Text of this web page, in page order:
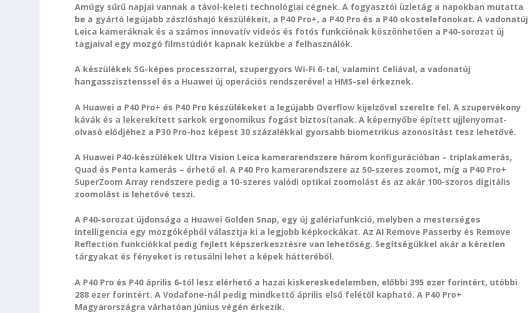
Amúgy sűrű napjai vannak a távol-keleti technológiai cégnek. A fogyasztói üzletág a napokban mutatta
be a gyártó legújabb zászlóshajó készülékeit, a P40 Pro+, a P40 Pro és a P40 okostelefonokat. A vadonatúj
Leica kameráknak és a számos innovatív videós és fotós funkciónak köszönhetően a P40-sorozat új
tagjaival egy mozgó filmstúdiót kapnak kezükbe a felhasználók.
A készülékek 5G-képes processzorral, szupergyors Wi-Fi 6-tal, valamint Celiával, a vadonatúj
hangasszisztenssel és a Huawei új operációs rendszerével a HMS-sel érkeznek.
A Huawei a P40 Pro+ és P40 Pro készülékeket a legújabb Overflow kijelzővel szerelte fel. A szupervékony
kávák és a lekerekített sarkok ergonomikus fogást biztosítanak. A képernyőbe épített ujjlenyomat-
olvasó elődjéhez a P30 Pro-hoz képest 30 százalékkal gyorsabb biometrikus azonosítást tesz lehetővé.
A Huawei P40-készülékek Ultra Vision Leica kamerarendszere három konfigurációban – triplakamerás,
Quad és Penta kamerás – érhető el. A P40 Pro kamerarendszere az 50-szeres zoomot, míg a P40 Pro+
SuperZoom Array rendszere pedig a 10-szeres valódi optikai zoomolást és az akár 100-szoros digitális
zoomolást is lehetővé teszi.
A P40-sorozat újdonsága a Huawei Golden Snap, egy új galériafunkció, melyben a mesterséges
intelligencia egy mozgóképből választja ki a legjobb képkockákat. Az AI Remove Passerby és Remove
Reflection funkciókkal pedig fejlett képszerkesztésre van lehetőség. Segítségükkel akár a kéretlen
tárgyakat és fényeket is retusálni lehet a képek hátteréből.
A P40 Pro és P40 április 6-tól lesz elérhető a hazai kiskereskedelemben, előbbi 395 ezer forintért, utóbbi
288 ezer forintért. A Vodafone-nál pedig mindkettő április első felétől kapható. A P40 Pro+
Magyarországra várhatóan június végén érkezik.